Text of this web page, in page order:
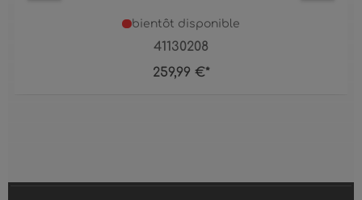
41130208
bientôt disponible
259,99 €*